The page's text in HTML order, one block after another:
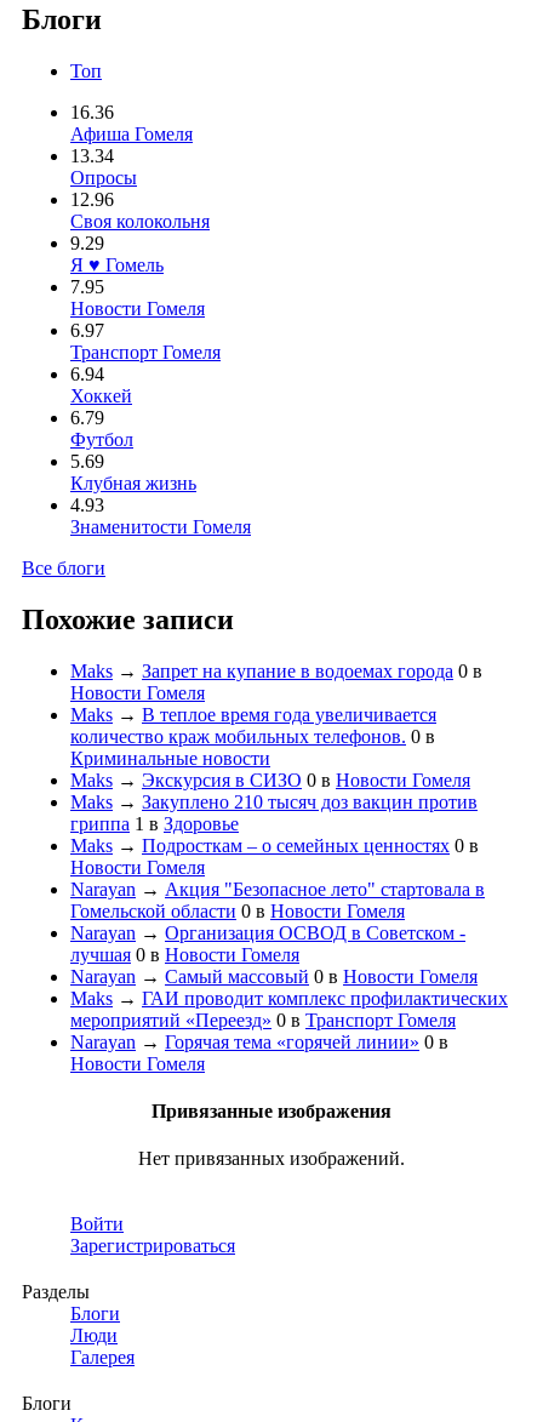
Блоги
Топ
16.36
Афиша Гомеля
13.34
Опросы
12.96
Своя колокольня
9.29
Я ♥ Гомель
7.95
Новости Гомеля
6.97
Транспорт Гомеля
6.94
Хоккей
6.79
Футбол
5.69
Клубная жизнь
4.93
Знаменитости Гомеля
Все блоги
Похожие записи
Maks → Запрет на купание в водоемах города 0 в
Новости Гомеля
Maks → В теплое время года увеличивается
количество краж мобильных телефонов. 0 в
Криминальные новости
Maks → Экскурсия в СИЗО 0 в Новости Гомеля
Maks → Закуплено 210 тысяч доз вакцин против
гриппа 1 в Здоровье
Maks → Подросткам – о семейных ценностях 0 в
Новости Гомеля
Narayan → Акция "Безопасное лето" стартовала в
Гомельской области 0 в Новости Гомеля
Narayan → Организация ОСВОД в Советском -
лучшая 0 в Новости Гомеля
Narayan → Самый массовый 0 в Новости Гомеля
Maks → ГАИ проводит комплекс профилактических
мероприятий «Переезд» 0 в Транспорт Гомеля
Narayan → Горячая тема «горячей линии» 0 в
Новости Гомеля
Привязанные изображения
Нет привязанных изображений.
Войти
Зарегистрироваться
Разделы
Блоги
Люди
Галерея
Блоги